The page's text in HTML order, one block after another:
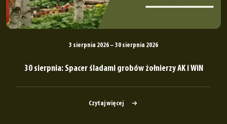
3 sierpnia 2026 – 30 sierpnia 2026
30 sierpnia: Spacer śladami grobów żołnierzy AK i WiN
Czytaj więcej